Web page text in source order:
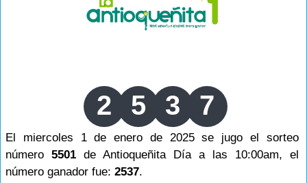
2 5 3 7
El miercoles 1 de enero de 2025 se jugo el sorteo
número 5501de Antioqueñita Día a las 10:00am, el
número ganador fue: 2537.